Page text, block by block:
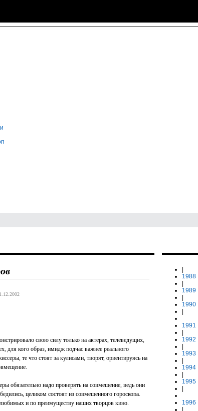
свою силу только на актерах, телеведущих,
для кого образ, имидж подчас важнее реального
те что стоят за кулисами, творят, ориентируясь на
обязательно надо проверять на совмещение, ведь они
целиком состоят из совмещенного гороскопа.
и по преимуществу наших творцов кино.
1988
1989
1990
1991
1992
1993
1994
1995
1996